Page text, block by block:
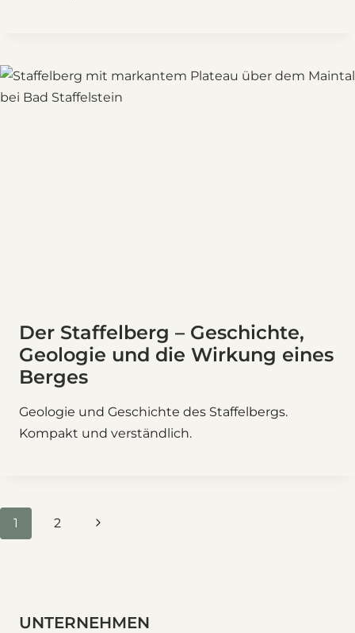
Der Staffelberg – Geschichte,
Geologie und die Wirkung eines
Berges
Geologie und Geschichte des Staffelbergs.
Kompakt und verständlich.
Seitennavigation
1 2
Nächste
UNTERNEHMEN